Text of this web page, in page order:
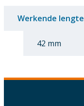
Werkende lengte
42 mm